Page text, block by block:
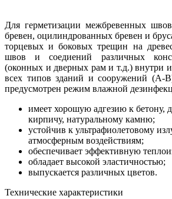
Для герметизации межбревенных
бревен, оцилиндрованных бревен и
торцевых и боковых трещин на
швов и соедиений различных
(оконных и дверных рам и т.д.) внутри
всех типов зданий и сооружений (А-
предусмотрен режим влажной
имеет хорошую адгезию к бетону,
кирпичу, натуральному камню;
устойчив к ультрафиолетовому
атмосферным воздействиям;
обеспечивает эффективную
обладает высокой эластичностью;
выпускается различных цветов.
Технические характеристики